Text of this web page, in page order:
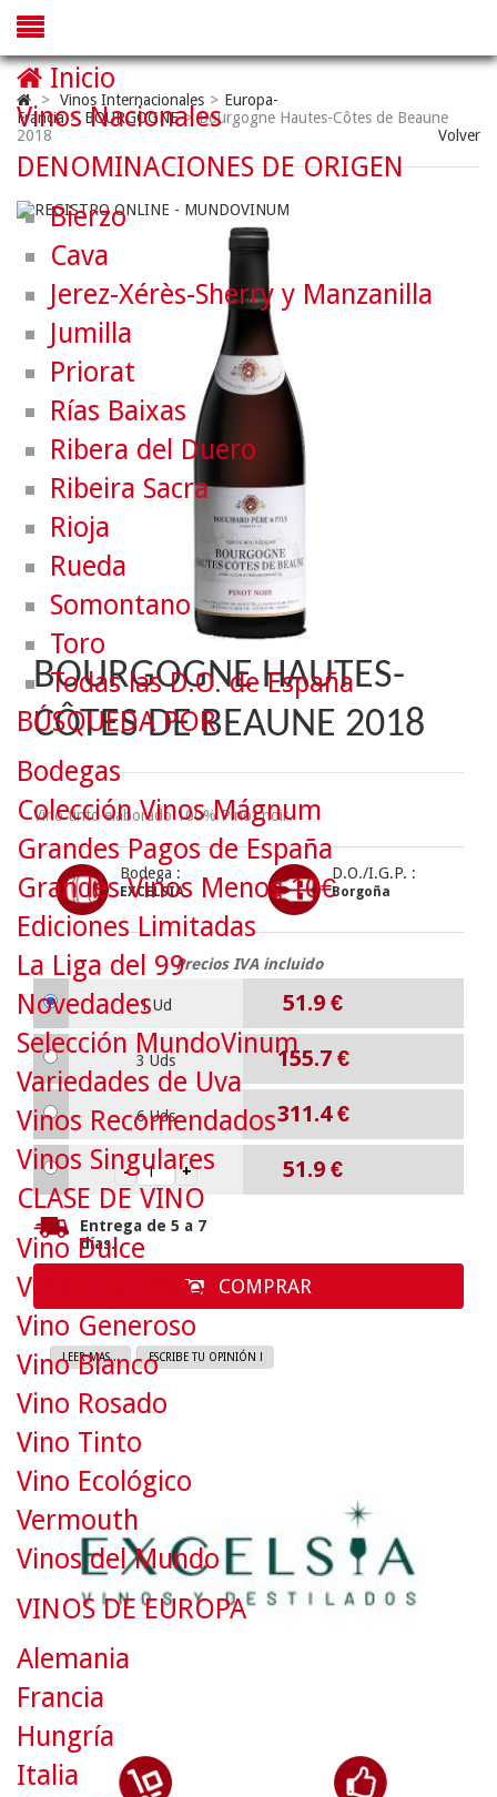
> Vinos Internacionales > Europa-
Francia > BOURGOGNE > Bourgogne Hautes-Côtes de Beaune
2018
Volver
BOURGOGNE HAUTES-
CÔTES DE BEAUNE 2018
Vino tinto elaborado 100% Pinot noir.
Bodega :
EXCELSIA
D.O./I.G.P. :
Borgoña
Precios IVA incluido
1 Ud 51.9 €
3 Uds 155.7 €
6 Uds 311.4€
51.9 €
Entrega de 5 a 7
días.
COMPRAR
LEER MAS... ESCRIBE TU OPINIÓN !
Inicio
Vinos Nacionales
DENOMINACIONES DE ORIGEN
Bierzo
Cava
Jerez-Xérès-Sherry y Manzanilla
Jumilla
Priorat
Rías Baixas
Ribera del Duero
Ribeira Sacra
Rioja
Rueda
Somontano
Toro
Todas las D.O. de España
BÚSQUEDA POR
Bodegas
Colección Vinos Mágnum
Grandes Pagos de España
Grandes Vinos Menos 10€
Ediciones Limitadas
La Liga del 99
Novedades
Selección MundoVinum
Variedades de Uva
Vinos Recomendados
Vinos Singulares
CLASE DE VINO
Vino Dulce
Vino Espumoso
Vino Generoso
Vino Blanco
Vino Rosado
Vino Tinto
Vino Ecológico
Vermouth
Vinos del Mundo
VINOS DE EUROPA
Alemania
Francia
Hungría
Italia